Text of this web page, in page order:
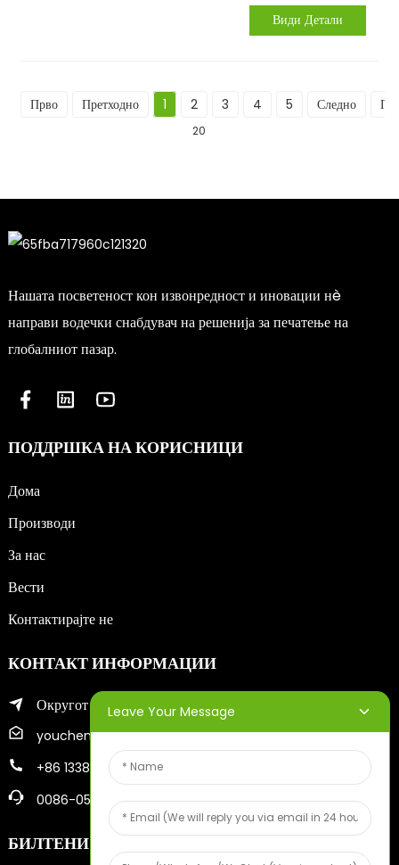
Види Детали
Прво Претходно 1 2 3 4 5 Следно
20
Нашата посветеност кон извонредност и иновации нè
направи водечки снабдувач на решенија за печатење на
глобалниот пазар.
ПОДДРШКА НА КОРИСНИЦИ
Дома
Производи
За нас
Вести
Контактирајте не
КОНТАКТ ИНФОРМАЦИИ
Округот Жифу во градот Јантаи
youcheng@ytscreenprinter.com
+86 13386383930
0086-05356730996
БИЛТЕНИ
Leave Your Message